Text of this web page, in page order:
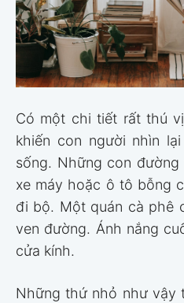
Có một chi tiết rất thú
khiến con người nhìn
sống. Những con
xe máy hoặc ô tô bỗng
đi bộ. Một quán cà phê
ven đường. Ánh nắng
cửa kính.
Những thứ nhỏ như vậy